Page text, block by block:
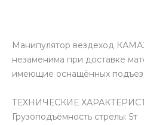
Манипулятор вездеход
незаменима при доставке
имеющие оснащённых
ТЕХНИЧЕСКИЕ
Грузоподъёмность стрелы: 5т